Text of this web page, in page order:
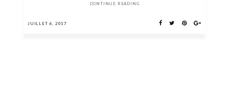
CONTINUE READING
JUILLET 6, 2017